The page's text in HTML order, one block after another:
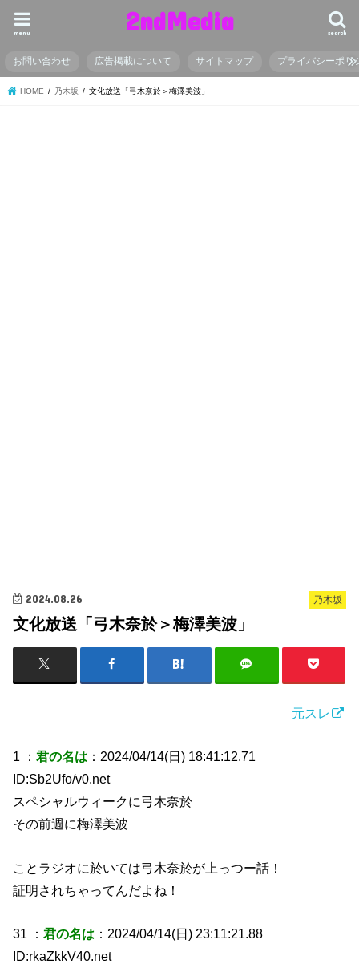
2ndMedia search
menu
お問い合わせ 広告掲載について サイトマップ プライバシーポリ
HOME 乃木坂 文化放送「弓木奈於＞梅澤美波」
乃木坂
2024.08.26
文化放送「弓木奈於＞梅澤美波」
元スレ
1 ：君の名は ：2024/04/14(日) 18:41:12.71
ID:Sb2Ufo/v0.net
スペシャルウィークに弓木奈於
その前週に梅澤美波
ことラジオに於いては弓木奈於が上っつー話！
証明されちゃってんだよね！
31 ：君の名は ：2024/04/14(日) 23:11:21.88
ID:rkaZkkV40.net